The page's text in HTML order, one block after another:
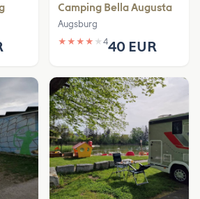
Camping Bella Augusta
Augsburg
★ ★ ★ ★ ★ 440 EUR